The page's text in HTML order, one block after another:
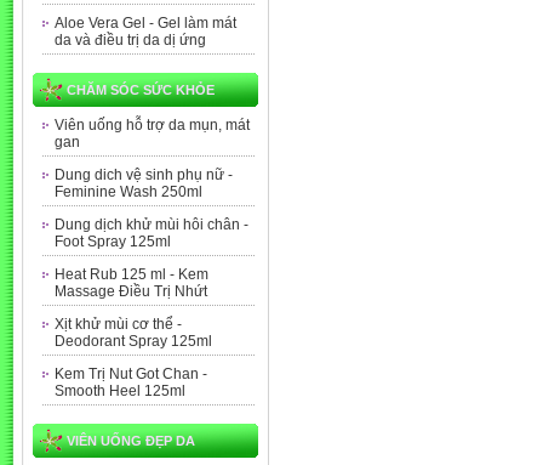
Aloe Vera Gel - Gel làm mát
da và điều trị da dị ứng
CHĂM SÓC SỨC KHỎE
Viên uống hỗ trợ da mụn, mát
gan
Dung dich vệ sinh phụ nữ -
Feminine Wash 250ml
Dung dịch khử mùi hôi chân -
Foot Spray 125ml
Heat Rub 125 ml - Kem
Massage Điều Trị Nhứt
Xịt khử mùi cơ thể -
Deodorant Spray 125ml
Kem Trị Nut Got Chan -
Smooth Heel 125ml
VIÊN UỐNG ĐẸP DA